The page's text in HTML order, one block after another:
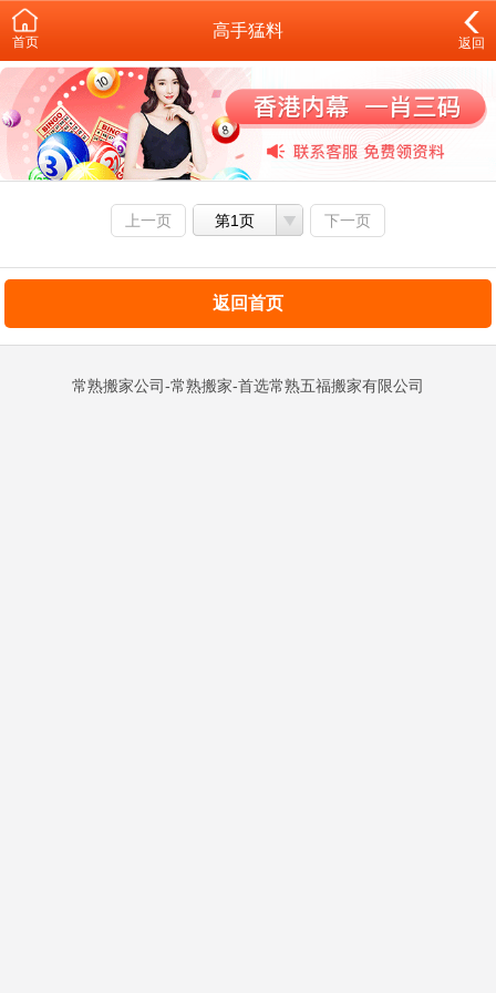
首页
高手猛料
返回
上一页 第1页 下一页
返回首页
常熟搬家公司-常熟搬家-首选常熟五福搬家有限公司